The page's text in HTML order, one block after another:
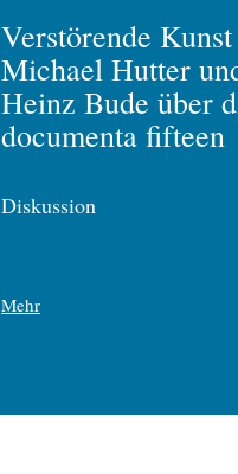
Verstörende
Michael Hutter
Heinz Bude über
documenta fifteen
Diskussion
Mehr